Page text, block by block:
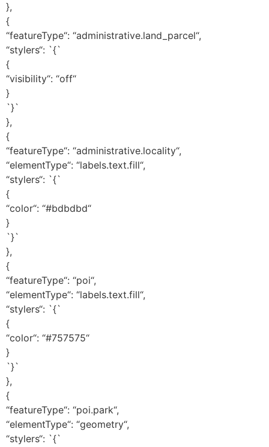
},
{
“featureType“: “administrative.land_parcel“,
“stylers“: `{`
{
“visibility“: “off“
}
`}`
},
{
“featureType“: “administrative.locality“,
“elementType“: “labels.text.fill“,
“stylers“: `{`
{
“color“: “#bdbdbd“
}
`}`
},
{
“featureType“: “poi“,
“elementType“: “labels.text.fill“,
“stylers“: `{`
{
“color“: “#757575“
}
`}`
},
{
“featureType“: “poi.park“,
“elementType“: “geometry“,
“stylers“: `{`